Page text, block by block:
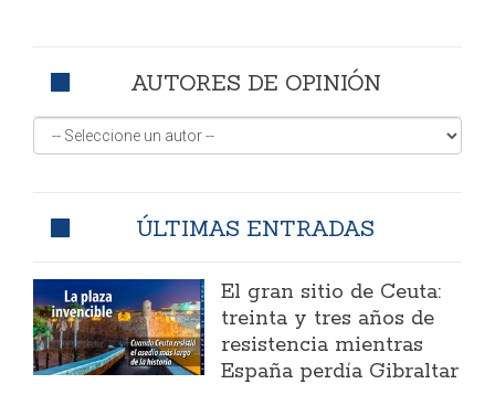
AUTORES DE OPINIÓN
ÚLTIMAS ENTRADAS
El gran sitio de Ceuta:
treinta y tres años de
resistencia mientras
España perdía Gibraltar